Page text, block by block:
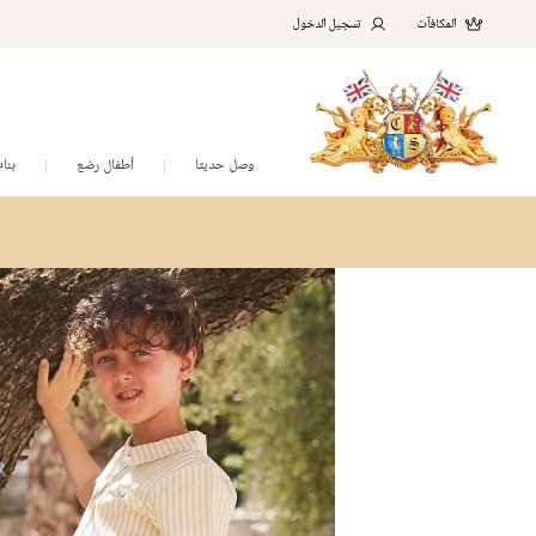
المكافآت تسجيل الدخول
وصل حديثا أطفال رضع